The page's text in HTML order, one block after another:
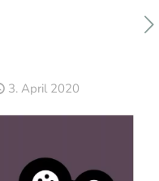
3. April 2020